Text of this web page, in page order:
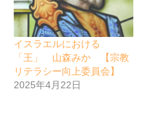
イスラエルにおける
「王」 山森みか 【宗教
リテラシー向上委員会】
2025年4月22日